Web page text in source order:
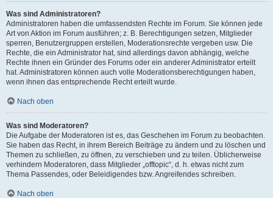
Was sind Administratoren?
Administratoren haben die umfassendsten Rechte im Forum. Sie können jede
Art von Aktion im Forum ausführen; z. B. Berechtigungen setzen, Mitglieder
sperren, Benutzergruppen erstellen, Moderationsrechte vergeben usw. Die
Rechte, die ein Administrator hat, sind allerdings davon abhängig, welche
Rechte ihnen ein Gründer des Forums oder ein anderer Administrator erteilt
hat. Administratoren können auch volle Moderationsberechtigungen haben,
wenn ihnen das entsprechende Recht erteilt wurde.
Nach oben
Was sind Moderatoren?
Die Aufgabe der Moderatoren ist es, das Geschehen im Forum zu beobachten.
Sie haben das Recht, in ihrem Bereich Beiträge zu ändern und zu löschen und
Themen zu schließen, zu öffnen, zu verschieben und zu teilen. Üblicherweise
verhindern Moderatoren, dass Mitglieder „offtopic“, d. h. etwas nicht zum
Thema Passendes, oder Beleidigendes bzw. Angreifendes schreiben.
Nach oben